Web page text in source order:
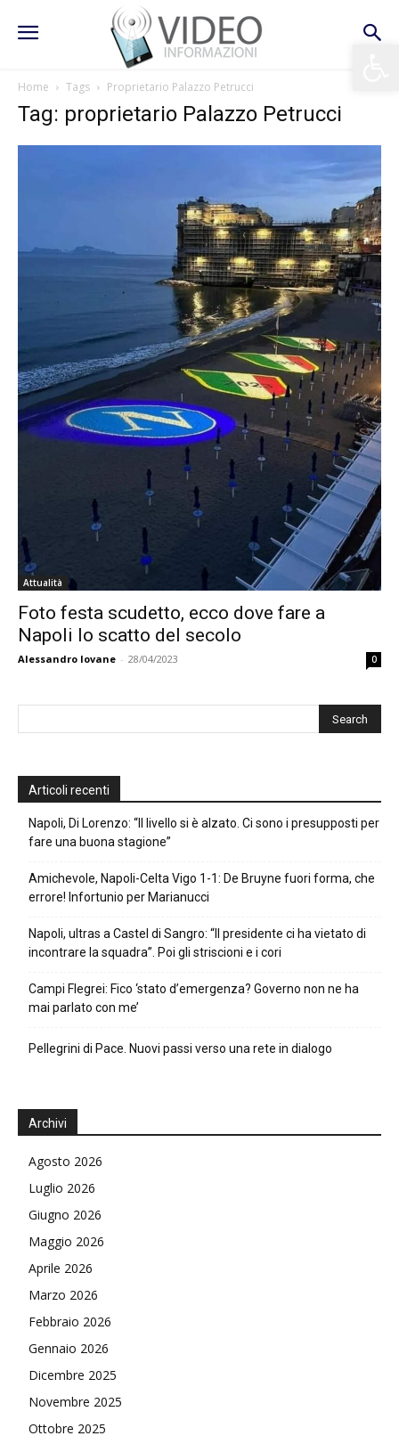
Home Tags Proprietario Palazzo Petrucci
Tag: proprietario Palazzo Petrucci
Attualità
Foto festa scudetto, ecco dove fare a
Napoli lo scatto del secolo
Alessandro Iovane - 28/04/2023 0
Articoli recenti
Napoli, Di Lorenzo: “Il livello si è alzato. Ci sono i presupposti per
fare una buona stagione”
Amichevole, Napoli-Celta Vigo 1-1: De Bruyne fuori forma, che
errore! Infortunio per Marianucci
Napoli, ultras a Castel di Sangro: “Il presidente ci ha vietato di
incontrare la squadra”. Poi gli striscioni e i cori
Campi Flegrei: Fico ‘stato d’emergenza? Governo non ne ha
mai parlato con me’
Pellegrini di Pace. Nuovi passi verso una rete in dialogo
Archivi
Agosto 2026
Luglio 2026
Giugno 2026
Maggio 2026
Aprile 2026
Marzo 2026
Febbraio 2026
Gennaio 2026
Dicembre 2025
Novembre 2025
Ottobre 2025